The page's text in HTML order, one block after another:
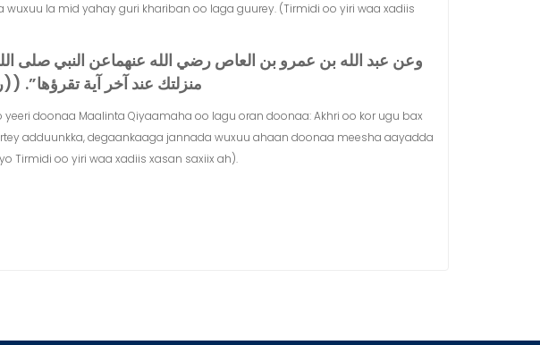
wuxuu la mid yahay guri khariban oo laga guurey. (Tirmidi oo yiri waa xadiis
وعن عبد الله بن عمرو بن العاص رضي الله عنهماعن النبي صلى
منزلتك عند آخر آية
yeeri doonaa Maalinta Qiyaamaha oo lagu oran doonaa: Akhri oo kor ugu bax
adduunkka, degaankaaga jannada wuxuu ahaan doonaa meesha aayadda
Tirmidi oo yiri waa xadiis xasan saxiix ah).